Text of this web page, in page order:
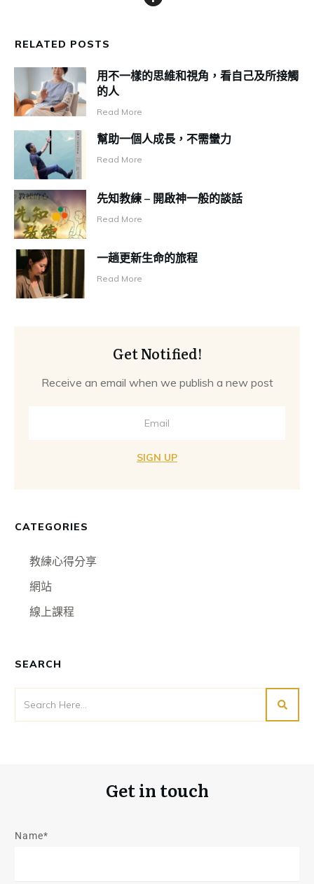
RELATED POSTS
用不一樣的思維和視角，看自己及所接觸
的人
Read More
幫助一個人成長，不需蠻力
Read More
先知教練 – 開啟神一般的談話
Read More
一趟更新生命的旅程
Read More
Get Notified!
Receive an email when we publish a new post
SIGN UP
CATEGORIES
教練心得分享
網站
線上課程
SEARCH
Get in touch
Name*